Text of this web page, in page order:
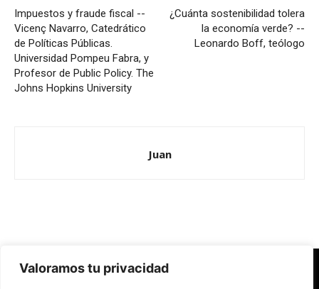
Valoramos tu privacidad
Impuestos y fraude fiscal --
Vicenç Navarro, Catedrático
de Políticas Públicas.
Universidad Pompeu Fabra, y
Profesor de Public Policy. The
Johns Hopkins University
¿Cuánta sostenibilidad tolera
la economía verde? --
Leonardo Boff, teólogo
Juan
Redes Cristianas